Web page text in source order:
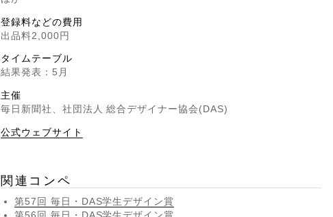
登録料などの費用
出品料2,000円
タイムテーブル
結果発表：5月
主催
毎日新聞社、社団法人 総合デザイナー協会(DAS)
公式ウェブサイト
関連コンペ
第57回 毎日・DAS学生デザイン賞